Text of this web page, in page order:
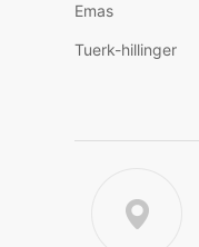
Emas
Tuerk-hillinger